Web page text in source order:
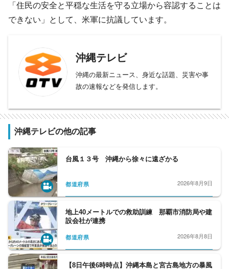
「住民の安全と平穏な生活を守る立場から容認することは
できない」として、米軍に抗議しています。
沖縄テレビ
沖縄の最新ニュース、身近な話題、災害や事
故の速報などを発信します。
沖縄テレビの他の記事
台風１３号 沖縄から徐々に遠ざかる
都道府県 2026年8月9日
地上40メートルでの救助訓練 那覇市消防局や建
設会社が連携
都道府県 2026年8月8日
【8日午後6時時点】沖縄本島と宮古島地方の暴風